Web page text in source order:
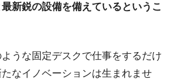
新鋭の設備を備えているというこ
うな固定デスクで仕事をするだけ
なイノベーションは生まれませ